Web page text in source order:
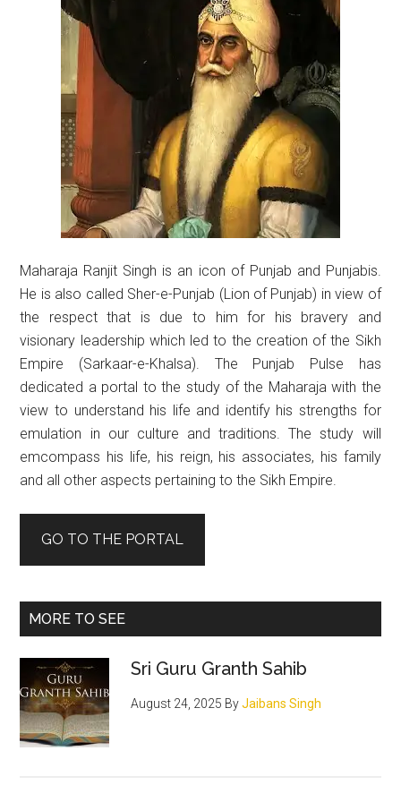
Maharaja Ranjit Singh is an icon of Punjab and Punjabis.
He is also called Sher-e-Punjab (Lion of Punjab) in view of
the respect that is due to him for his bravery and
visionary leadership which led to the creation of the Sikh
Empire (Sarkaar-e-Khalsa). The Punjab Pulse has
dedicated a portal to the study of the Maharaja with the
view to understand his life and identify his strengths for
emulation in our culture and traditions. The study will
emcompass his life, his reign, his associates, his family
and all other aspects pertaining to the Sikh Empire.
GO TO THE PORTAL
MORE TO SEE
Sri Guru Granth Sahib
August 24, 2025 ByJaibans Singh